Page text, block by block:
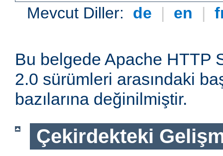
Mevcut Diller: de | en |
Bu belgede Apache HTTP
2.0 sürümleri arasındaki
bazılarına değinilmiştir.
Çekirdekteki